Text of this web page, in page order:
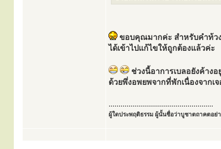
ขอบคุณมากค่ะ สำหรับคำท้ว
ได้เข้าไปแก้ไขให้ถูกต้องแล้วค่ะ
ช่วงนี้อาการเบลอยังค้าง
ด้วยพึ่งอพยพจากที่พักเนื่องจาก
.....................................................
ผู้ใดประพฤติธรรม ผู้นั้นชื่อว่าบูชาตถาคตอย่า